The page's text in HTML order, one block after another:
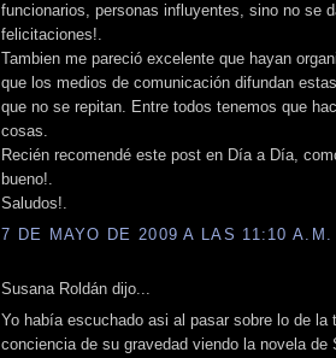
funcionarios, personas influyentes, sino no se
felicitaciones!.
Tambien me pareció excelente que hayan
que los medios de comunicación difundan
que no se repitan. Entre todos tenemos que
cosas.
Recién recomendé este post en Día a Día,
bueno!.
Saludos!.
7 DE MAYO DE 2009 A LAS 11:10 A.M.
Susana Roldán dijo...
Yo había escuchado asi al pasar sobre lo de la
conciencia de su gravedad viendo la novela de